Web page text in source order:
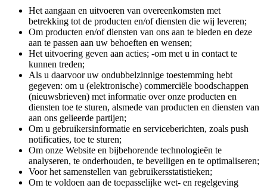
Het aangaan en uitvoeren van overeenkomsten met
betrekking tot de producten en/of diensten die wij leveren;
Om producten en/of diensten van ons aan te bieden en deze
aan te passen aan uw behoeften en wensen;
Het uitvoering geven aan acties; -om met u in contact te
kunnen treden;
Als u daarvoor uw ondubbelzinnige toestemming hebt
gegeven: om u (elektronische) commerciële boodschappen
(nieuwsbrieven) met informatie over onze producten en
diensten toe te sturen, alsmede van producten en diensten van
aan ons gelieerde partijen;
Om u gebruikersinformatie en serviceberichten, zoals push
notificaties, toe te sturen;
Om onze Website en bijbehorende technologieën te
analyseren, te onderhouden, te beveiligen en te optimaliseren;
Voor het samenstellen van gebruikersstatistieken;
Om te voldoen aan de toepasselijke wet- en regelgeving